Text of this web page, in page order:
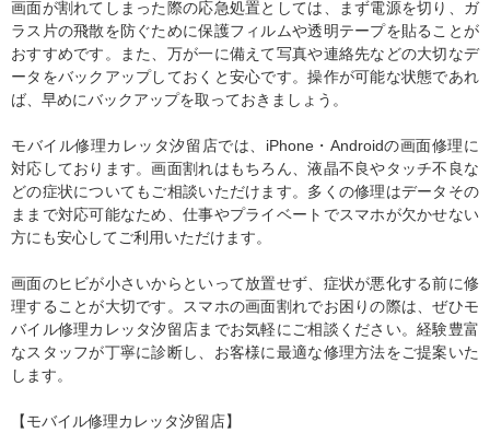
画面が割れてしまった際の応急処置としては、まず電源を切り、ガ
ラス片の飛散を防ぐために保護フィルムや透明テープを貼ることが
おすすめです。また、万が一に備えて写真や連絡先などの大切なデ
ータをバックアップしておくと安心です。操作が可能な状態であれ
ば、早めにバックアップを取っておきましょう。
モバイル修理カレッタ汐留店では、iPhone・Androidの画面修理に
対応しております。画面割れはもちろん、液晶不良やタッチ不良な
どの症状についてもご相談いただけます。多くの修理はデータその
ままで対応可能なため、仕事やプライベートでスマホが欠かせない
方にも安心してご利用いただけます。
画面のヒビが小さいからといって放置せず、症状が悪化する前に修
理することが大切です。スマホの画面割れでお困りの際は、ぜひモ
バイル修理カレッタ汐留店までお気軽にご相談ください。経験豊富
なスタッフが丁寧に診断し、お客様に最適な修理方法をご提案いた
します。
【モバイル修理カレッタ汐留店】